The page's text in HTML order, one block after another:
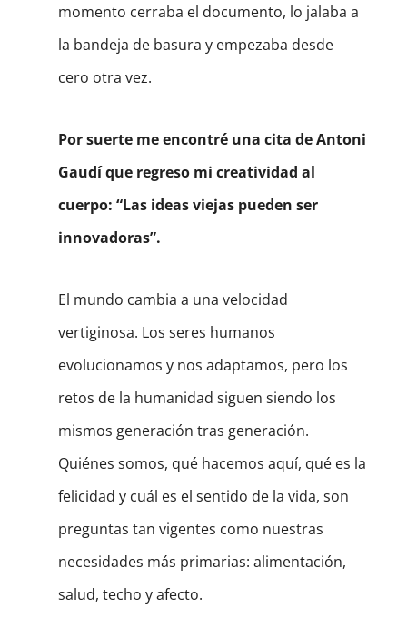
momento cerraba el documento, lo jalaba a
la bandeja de basura y empezaba desde
cero otra vez.
Por suerte me encontré una cita de Antoni
Gaudí que regreso mi creatividad al
cuerpo: “Las ideas viejas pueden ser
innovadoras”.
El mundo cambia a una velocidad
vertiginosa. Los seres humanos
evolucionamos y nos adaptamos, pero los
retos de la humanidad siguen siendo los
mismos generación tras generación.
Quiénes somos, qué hacemos aquí, qué es la
felicidad y cuál es el sentido de la vida, son
preguntas tan vigentes como nuestras
necesidades más primarias: alimentación,
salud, techo y afecto.